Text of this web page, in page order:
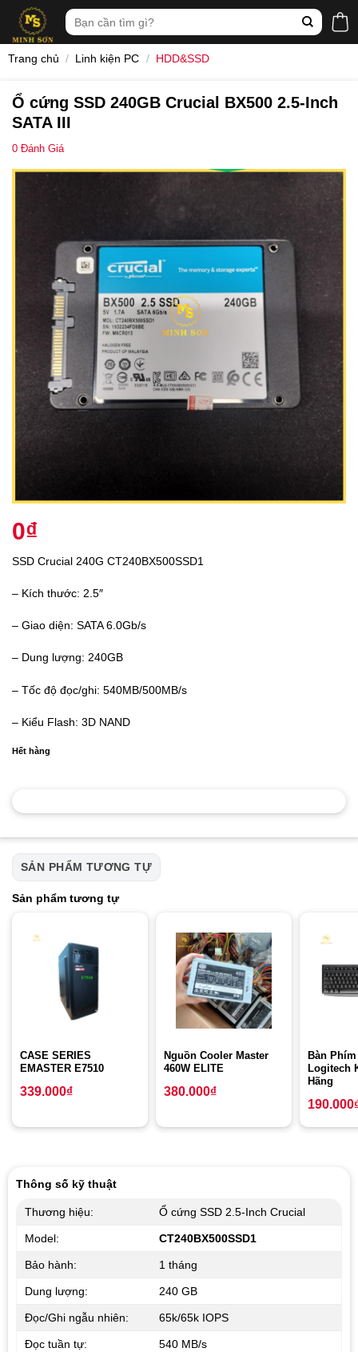
content
Tìm
kiếm:
Trang chủ / Linh kiện PC / HDD&SSD
Ổ cứng SSD 240GB Crucial BX500 2.5-Inch
SATA III
0 Đánh Giá
0₫
SSD Crucial 240G CT240BX500SSD1
– Kích thước: 2.5″
– Giao diện: SATA 6.0Gb/s
– Dung lượng: 240GB
– Tốc độ đọc/ghi: 540MB/500MB/s
– Kiểu Flash: 3D NAND
Hết hàng
SẢN PHẨM TƯƠNG TỰ
Sản phẩm tương tự
CASE SERIES
EMASTER E7510
339.000₫
Nguồn Cooler Master
460W ELITE
380.000₫
Bàn
Logitech
Hãng
190.000
Thông số kỹ thuật
Thương hiệu: Ổ cứng SSD 2.5-Inch Crucial
Model: CT240BX500SSD1
Bảo hành: 1 tháng
Dung lượng: 240 GB
Đọc/Ghi ngẫu nhiên: 65k/65k IOPS
Đọc tuần tự: 540 MB/s